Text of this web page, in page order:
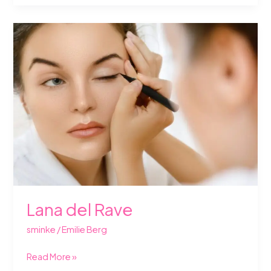
Lana del Rave
sminke /Emilie Berg
Lana
del
Rave
Read More »